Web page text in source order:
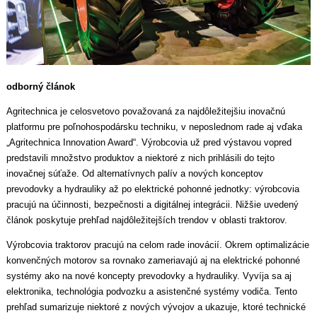
odborný článok
Agritechnica je celosvetovo považovaná za najdôležitejšiu inovačnú
platformu pre poľnohospodársku techniku, v neposlednom rade aj vďaka
„Agritechnica Innovation Award“. Výrobcovia už pred výstavou vopred
predstavili množstvo produktov a niektoré z nich prihlásili do tejto
inovačnej súťaže. Od alternatívnych palív a nových konceptov
prevodovky a hydrauliky až po elektrické pohonné jednotky: výrobcovia
pracujú na účinnosti, bezpečnosti a digitálnej integrácii. Nižšie uvedený
článok poskytuje prehľad najdôležitejších trendov v oblasti traktorov.
Výrobcovia traktorov pracujú na celom rade inovácií. Okrem optimalizácie
konvenčných motorov sa rovnako zameriavajú aj na elektrické pohonné
systémy ako na nové koncepty prevodovky a hydrauliky. Vyvíja sa aj
elektronika, technológia podvozku a asistenčné systémy vodiča. Tento
prehľad sumarizuje niektoré z nových vývojov a ukazuje, ktoré technické